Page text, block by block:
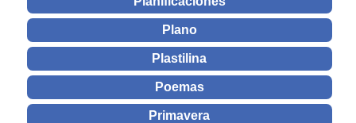
Plano
Plastilina
Poemas
Primavera